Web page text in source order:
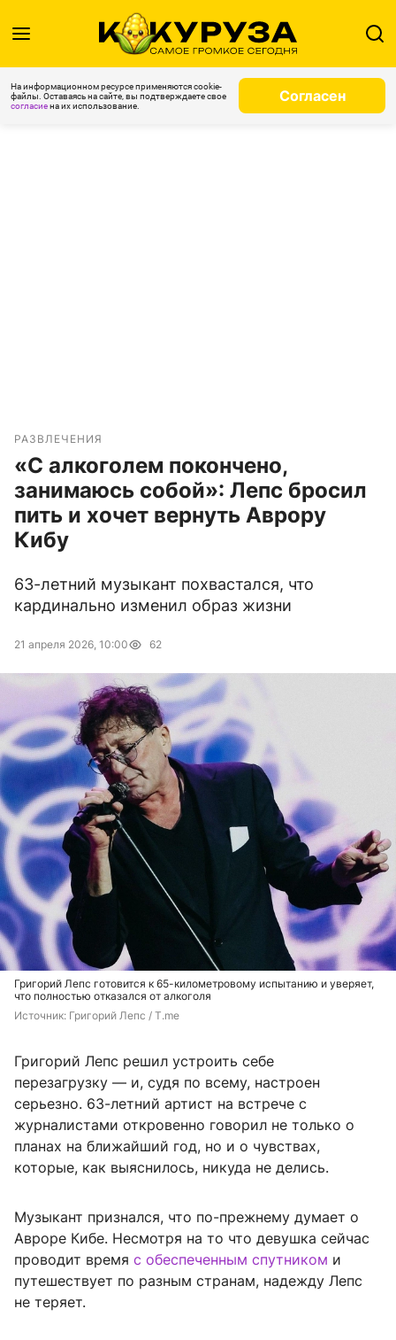
На информационном ресурсе применяются cookie-
файлы. Оставаясь на сайте, вы подтверждаете свое
согласиена их использование.
Согласен
РАЗВЛЕЧЕНИЯ
«С алкоголем покончено,
занимаюсь собой»: Лепс бросил
пить и хочет вернуть Аврору
Кибу
63-летний музыкант похвастался, что
кардинально изменил образ жизни
21 апреля 2026, 10:00 62
Григорий Лепс готовится к 65-километровому испытанию и уверяет,
что полностью отказался от алкоголя
Источник: Григорий Лепс / T.me
Григорий Лепс решил устроить себе
перезагрузку — и, судя по всему, настроен
серьезно. 63-летний артист на встрече с
журналистами откровенно говорил не только о
планах на ближайший год, но и о чувствах,
которые, как выяснилось, никуда не делись.
Музыкант признался, что по-прежнему думает о
Авроре Кибе. Несмотря на то что девушка сейчас
проводит время с обеспеченным спутником и
путешествует по разным странам, надежду Лепс
не теряет.